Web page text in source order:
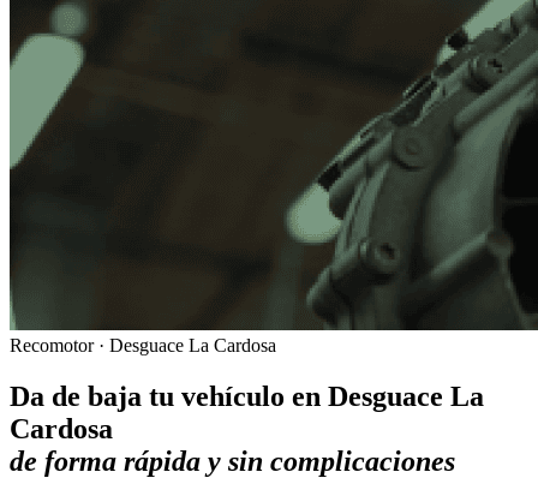
Recomotor · Desguace La Cardosa
Da de baja tu vehículo en Desguace La
Cardosa
de forma rápida y sin complicaciones